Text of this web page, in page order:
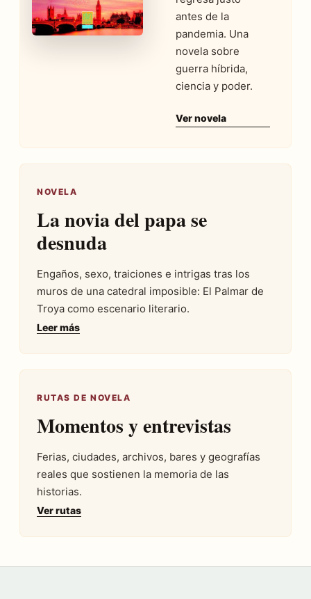
antes de la
pandemia. Una
novela sobre
guerra híbrida,
ciencia y poder.
Ver novela
NOVELA
La novia del papa se
desnuda
Engaños, sexo, traiciones e intrigas tras los
muros de una catedral imposible: El Palmar de
Troya como escenario literario.
Leer más
RUTAS DE NOVELA
Momentos y entrevistas
Ferias, ciudades, archivos, bares y geografías
reales que sostienen la memoria de las
historias.
Ver rutas